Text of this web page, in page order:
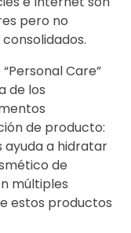
pero no
Care”
de los
de producto:
ayuda a hidratar
de
múltiples
estos productos